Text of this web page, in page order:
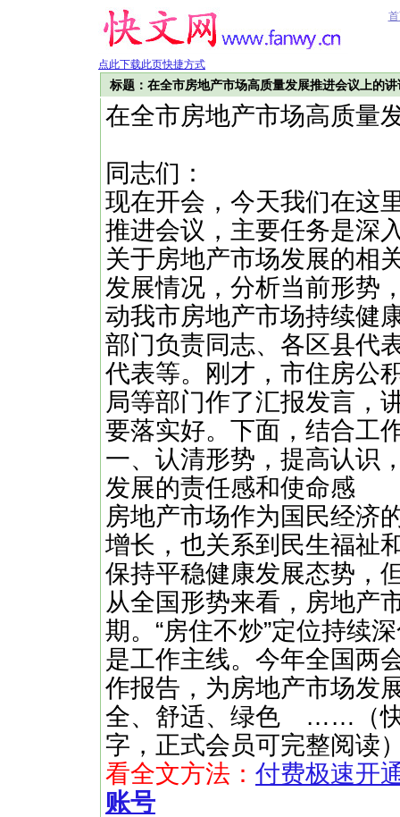
点此下载此页快捷方式
标题：在全市房地产市场高质量发展推进会议上的讲
在全市房地产市场高质量
同志们：
现在开会，今天我们在这
推进会议，主要任务是深
关于房地产市场发展的相
发展情况，分析当前形势
动我市房地产市场持续健
部门负责同志、各区县代
代表等。刚才，市住房公
局等部门作了汇报发言，
要落实好。下面，结合工
一、认清形势，提高认识
发展的责任感和使命感
房地产市场作为国民经济
增长，也关系到民生福祉
保持平稳健康发展态势，
从全国形势来看，房地产
期。“房住不炒”定位持续
是工作主线。今年全国两
作报告，为房地产市场发
全、舒适、绿色 ……（快
字，正式会员可完整阅
看全文方法： 付费极速开
账号